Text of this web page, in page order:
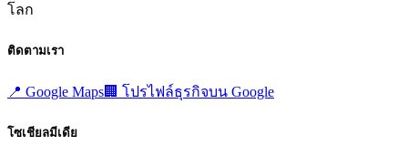
โลก
ติดตามเรา
📍 Google Maps🏢 โปรไฟล์ธุรกิจบน Google
โซเชียลมีเดีย